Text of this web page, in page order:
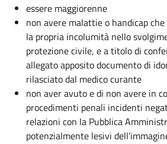
essere maggiorenne
non avere malattie o handicap
la propria incolumità nello
protezione civile, e a titolo di
allegato apposito documento di
rilasciato dal medico curante
non aver avuto e di non avere in
procedimenti penali incidenti
relazioni con la Pubblica
potenzialmente lesivi